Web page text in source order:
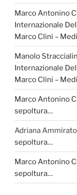
Marco Antonino
Internazionale
Marco Clini –
Manolo
Internazionale
Marco Clini –
Marco Antonino
sepoltura…
Adriana Ammirato
sepoltura…
Marco Antonino
sepoltura…